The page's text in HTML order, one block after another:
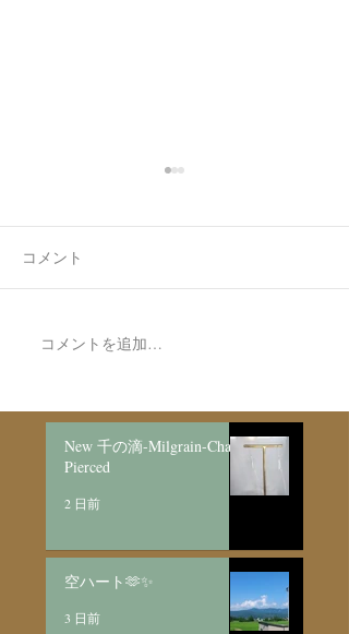
Made to order Skull
コメント
コメントを追加…
New 千の滴-Milgrain-Chain
Pierced
2 日前
空ハート🫶✨
3 日前